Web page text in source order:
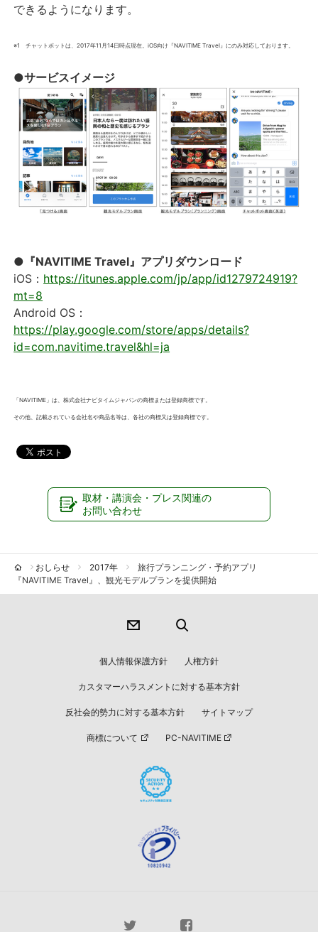
できるようになります。
※1 チャットボットは、2017年11月14日時点現在。iOS向け『NAVITIME Travel』にのみ対応しております。
●サービスイメージ
●『NAVITIME Travel』アプリダウンロード
iOS： https://itunes.apple.com/jp/app/id1279724919?
mt=8
Android OS：
https://play.google.com/store/apps/details?
id=com.navitime.travel&hl=ja
「NAVITIME」は、株式会社ナビタイムジャパンの商標または登録商標です。
その他、記載されている会社名や商品名等は、各社の商標又は登録商標です。
取材・講演会・プレス関連の
お問い合わせ
おしらせ 2017年
旅行プランニング・予約アプリ
『NAVITIME Travel』、観光モデルプランを提供開始
個人情報保護方針 人権方針
カスタマーハラスメントに対する基本方針
反社会的勢力に対する基本方針 サイトマップ
商標について PC-NAVITIME